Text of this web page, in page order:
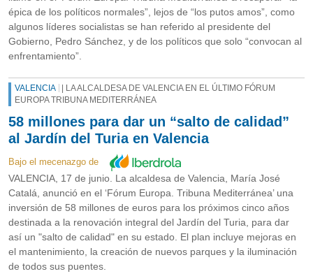
épica de los políticos normales”, lejos de “los putos amos”, como
algunos líderes socialistas se han referido al presidente del
Gobierno, Pedro Sánchez, y de los políticos que solo “convocan al
enfrentamiento”.
VALENCIA
| LA ALCALDESA DE VALENCIA EN EL ÚLTIMO FÓRUM
EUROPA TRIBUNA MEDITERRÁNEA
58 millones para dar un “salto de calidad”
al Jardín del Turia en Valencia
Bajo el mecenazgo de
VALENCIA, 17 de junio. La alcaldesa de Valencia, María José
Catalá, anunció en el ‘Fórum Europa. Tribuna Mediterránea’ una
inversión de 58 millones de euros para los próximos cinco años
destinada a la renovación integral del Jardín del Turia, para dar
así un "salto de calidad" en su estado. El plan incluye mejoras en
el mantenimiento, la creación de nuevos parques y la iluminación
de todos sus puentes.